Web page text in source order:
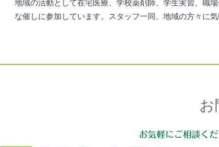
地域の活動として在宅医療、学校薬剤師、学生実習、職
な催しに参加しています。スタッフ一同、地域の方々に
お
お気軽にご相談く